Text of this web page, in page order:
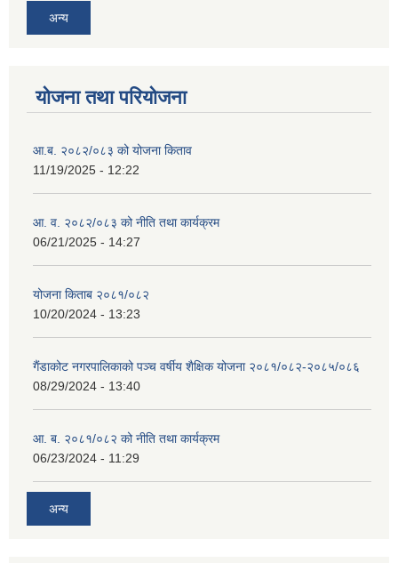
अन्य
योजना तथा परियोजना
आ.ब. २०८२/०८३ को योजना किताव
11/19/2025 - 12:22
आ. व. २०८२/०८३ को नीति तथा कार्यक्रम
06/21/2025 - 14:27
योजना किताब २०८१/०८२
10/20/2024 - 13:23
गैंडाकोट नगरपालिकाको पञ्च वर्षीय शैक्षिक योजना २०८१/०८२-२०८५/०८६
08/29/2024 - 13:40
आ. ब. २०८१/०८२ को नीति तथा कार्यक्रम
06/23/2024 - 11:29
अन्य